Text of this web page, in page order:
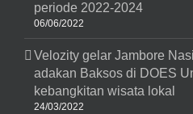
periode 2022-2024
06/06/2022
Velozity gelar Jambore
adakan Baksos di DOES
kebangkitan wisata lokal
24/03/2022